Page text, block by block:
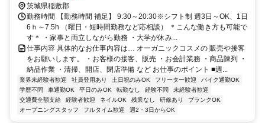
茨城県稲敷郡
勤務時間 【勤務時間 補足】 9:30～20:30※シフト制 週3日～OK、1日
6ｈ～7.5h （曜日・短時間勤務など応相談） ＊こんな働き方も可能で
す＊ ・家事と両立しながら勤務 ・大学が休み...
仕事内容 具体的なお仕事内容は… オーガニックコスメの 販売や接客
をお願いします。 ・お客様の接客、販売 ・お会計業務 ・商品陳列 ・
納品作業 ・清掃、開店、閉店準備 など お仕事のポイント ■週...
業界未経験者歓迎 社員登用あり 土日祝のみOK フリーター歓迎
バイク通勤OK
学歴不問
車通勤OK 平日のみOK 転勤なし 経験不問
未経験者歓迎
交通費全額支給
経験者歓迎 ネイルOK 残業なし 研修あり
ブランクOK
オープニングスタッフ
フルタイム歓迎 週2・3日からOK